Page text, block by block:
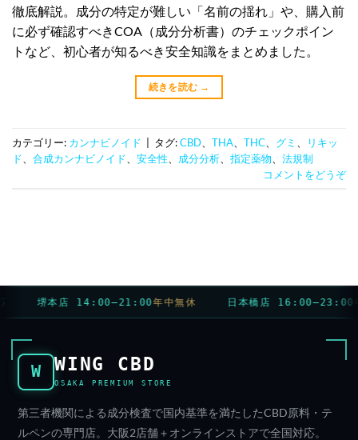
徹底解説。成分の特定が難しい「名前の揺れ」や、購入前
に必ず確認すべきCOA（成分分析書）のチェックポイン
トなど、初心者が知るべき安全知識をまとめました。
続きを読む →
カテゴリー: カンナビノイド タグ:CBD THA THC グミ
リキッ
ド
合成カンナビノイド 安全性 成分分析 指定薬物
法規制
コメントをどうぞ
堺本店 14:00–21:00年中無休 日本橋店 16:00–23:00
W WING CBD
OSAKA PREMIUM STORE
第三者機関による成分検査で国内基準を満たしたCBD原料・テ
ルペンの専門店。大阪2店舗＋オンラインストアで全国対応。